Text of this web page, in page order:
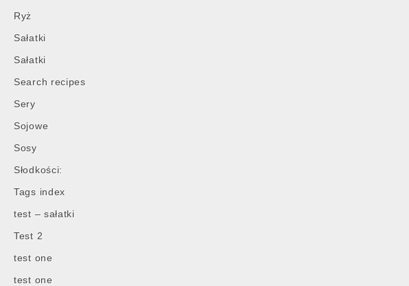
Ryż
Sałatki
Sałatki
Search recipes
Sery
Sojowe
Sosy
Słodkości:
Tags index
test – sałatki
Test 2
test one
test one